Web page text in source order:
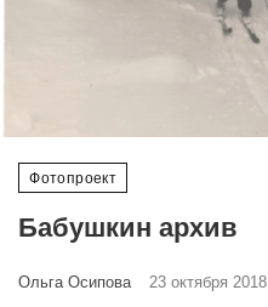
Фотопроект
Бабушкин архив
Ольга Осипова 23 октября 2018